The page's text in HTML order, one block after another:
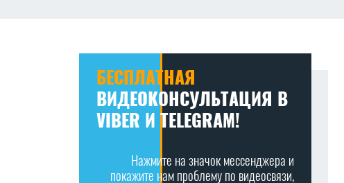
БЕСПЛАТНАЯ
ВИДЕОКОНСУЛЬТАЦИЯ В
VIBER И TELEGRAM!
Нажмите на значок мессенджера и
покажите нам проблему по видеосвязи,